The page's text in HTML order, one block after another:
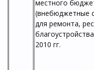
местного
(внебюджетные
для ремонта,
2010 гг.